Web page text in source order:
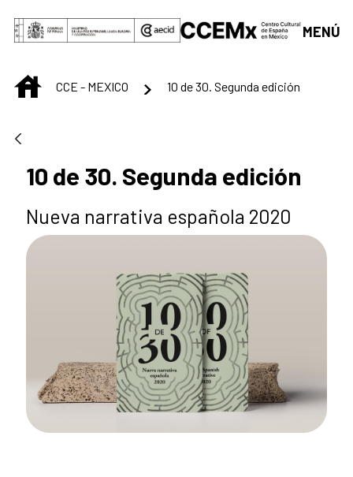
Skip to Main Content
MENÚ
INICIOCCE - MEXICO 10 de 30. Segunda edición
10 de 30. Segunda edición
Nueva narrativa española 2020